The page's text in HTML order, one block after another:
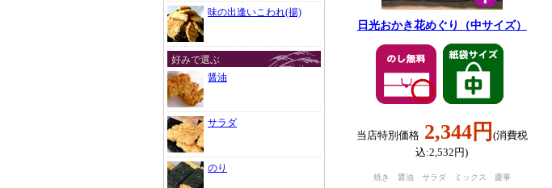
味の出逢いこわれ(揚)
好みで選ぶ
醤油
サラダ
のり
日光おかき花めぐり（中サイズ）
当店特別価格 2,344円(消費税
込:2,532円)
焼き 醤油 サラダ ミックス 慶事